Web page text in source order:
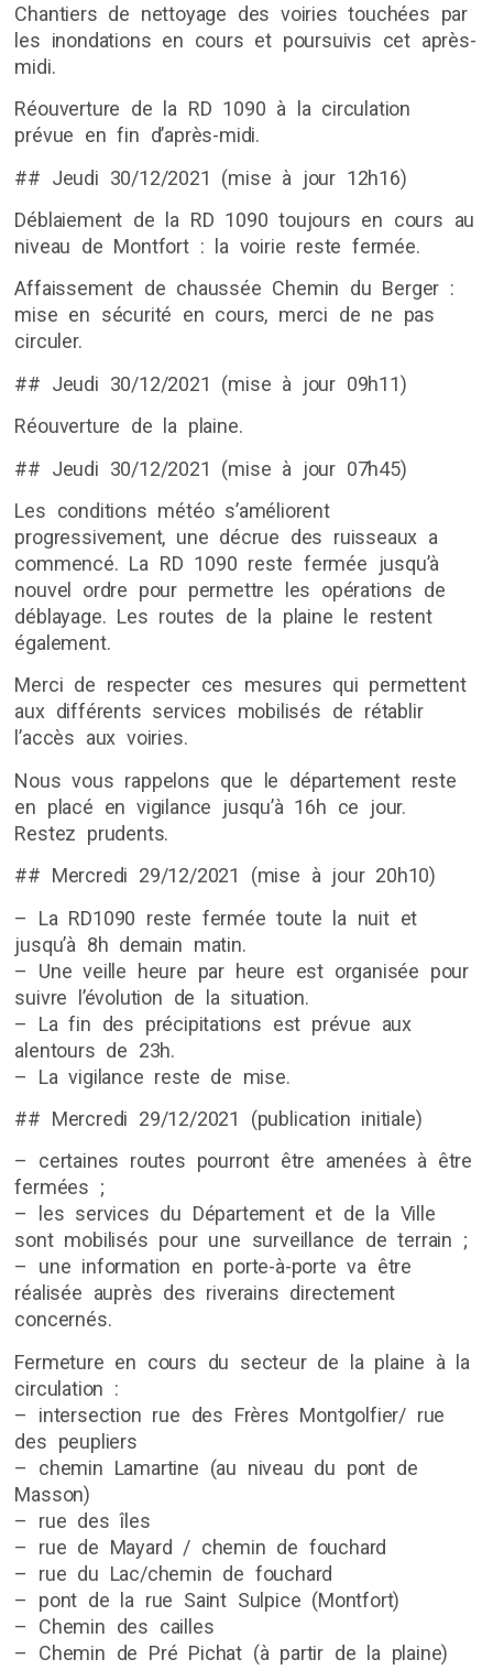
Chantiers de nettoyage des voiries touchées par
les inondations en cours et poursuivis cet après-
midi.
Réouverture de la RD 1090 à la circulation
prévue en fin d’après-midi.
## Jeudi 30/12/2021 (mise à jour 12h16)
Déblaiement de la RD 1090 toujours en cours au
niveau de Montfort : la voirie reste fermée.
Affaissement de chaussée Chemin du Berger :
mise en sécurité en cours, merci de ne pas
circuler.
## Jeudi 30/12/2021 (mise à jour 09h11)
Réouverture de la plaine.
## Jeudi 30/12/2021 (mise à jour 07h45)
Les conditions météo s’améliorent
progressivement, une décrue des ruisseaux a
commencé. La RD 1090 reste fermée jusqu’à
nouvel ordre pour permettre les opérations de
déblayage. Les routes de la plaine le restent
également.
Merci de respecter ces mesures qui permettent
aux différents services mobilisés de rétablir
l’accès aux voiries.
Nous vous rappelons que le département reste
en placé en vigilance jusqu’à 16h ce jour.
Restez prudents.
## Mercredi 29/12/2021 (mise à jour 20h10)
– La RD1090 reste fermée toute la nuit et
jusqu’à 8h demain matin.
– Une veille heure par heure est organisée pour
suivre l’évolution de la situation.
– La fin des précipitations est prévue aux
alentours de 23h.
– La vigilance reste de mise.
## Mercredi 29/12/2021 (publication initiale)
– certaines routes pourront être amenées à être
fermées ;
– les services du Département et de la Ville
sont mobilisés pour une surveillance de terrain ;
– une information en porte-à-porte va être
réalisée auprès des riverains directement
concernés.
Fermeture en cours du secteur de la plaine à la
circulation :
– intersection rue des Frères Montgolfier/ rue
des peupliers
– chemin Lamartine (au niveau du pont de
Masson)
– rue des îles
– rue de Mayard / chemin de fouchard
– rue du Lac/chemin de fouchard
– pont de la rue Saint Sulpice (Montfort)
– Chemin des cailles
– Chemin de Pré Pichat (à partir de la plaine)